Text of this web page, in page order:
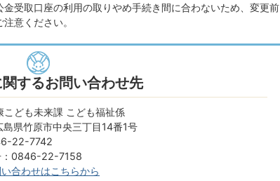
受取口座の利用の取りやめ手続き間に合わないため、変更前
意ください。
するお問い合わせ先
こども未来課 こども福祉係
県竹原市中央三丁目14番1号
22-7742
：0846-22-7158
合わせはこちらから